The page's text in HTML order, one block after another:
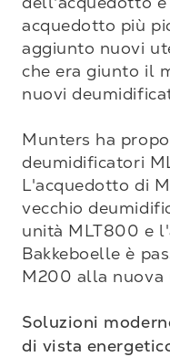
acquedotto più
aggiunto nuovi
che era giunto il
nuovi
Munters ha
deumidificatori
L'acquedotto di
vecchio
unità MLT800 e
Bakkeboelle è
M200 alla nuova
Soluzioni
di vista